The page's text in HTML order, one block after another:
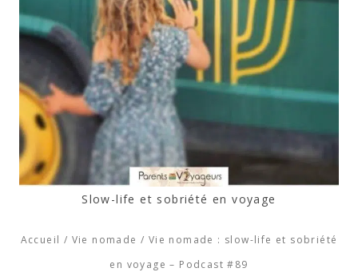
Slow-life et sobriété en voyage
Accueil / Vie nomade / Vie nomade : slow-life et sobriété
en voyage – Podcast #89